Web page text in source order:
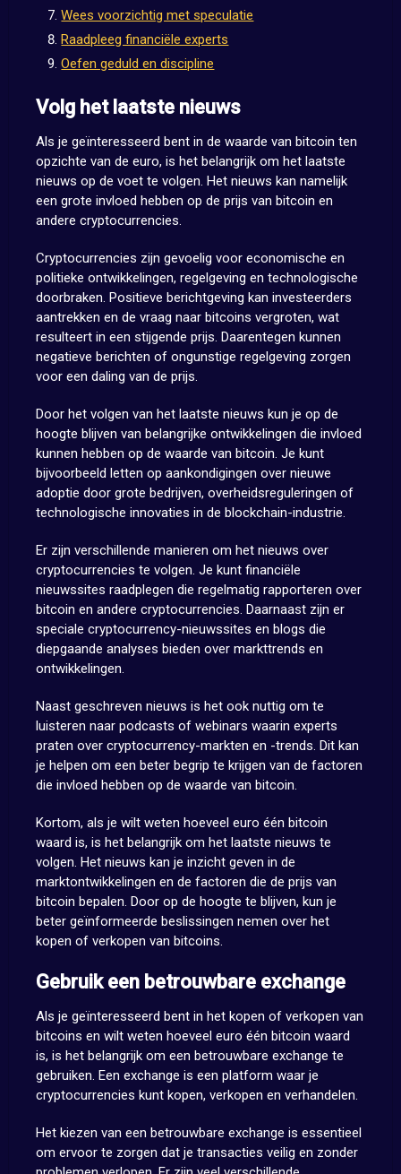
Wees voorzichtig met speculatie
Raadpleeg financiële experts
Oefen geduld en discipline
Volg het laatste nieuws
Als je geïnteresseerd bent in de waarde van bitcoin ten
opzichte van de euro, is het belangrijk om het laatste
nieuws op de voet te volgen. Het nieuws kan namelijk
een grote invloed hebben op de prijs van bitcoin en
andere cryptocurrencies.
Cryptocurrencies zijn gevoelig voor economische en
politieke ontwikkelingen, regelgeving en technologische
doorbraken. Positieve berichtgeving kan investeerders
aantrekken en de vraag naar bitcoins vergroten, wat
resulteert in een stijgende prijs. Daarentegen kunnen
negatieve berichten of ongunstige regelgeving zorgen
voor een daling van de prijs.
Door het volgen van het laatste nieuws kun je op de
hoogte blijven van belangrijke ontwikkelingen die invloed
kunnen hebben op de waarde van bitcoin. Je kunt
bijvoorbeeld letten op aankondigingen over nieuwe
adoptie door grote bedrijven, overheidsreguleringen of
technologische innovaties in de blockchain-industrie.
Er zijn verschillende manieren om het nieuws over
cryptocurrencies te volgen. Je kunt financiële
nieuwssites raadplegen die regelmatig rapporteren over
bitcoin en andere cryptocurrencies. Daarnaast zijn er
speciale cryptocurrency-nieuwssites en blogs die
diepgaande analyses bieden over markttrends en
ontwikkelingen.
Naast geschreven nieuws is het ook nuttig om te
luisteren naar podcasts of webinars waarin experts
praten over cryptocurrency-markten en -trends. Dit kan
je helpen om een beter begrip te krijgen van de factoren
die invloed hebben op de waarde van bitcoin.
Kortom, als je wilt weten hoeveel euro één bitcoin
waard is, is het belangrijk om het laatste nieuws te
volgen. Het nieuws kan je inzicht geven in de
marktontwikkelingen en de factoren die de prijs van
bitcoin bepalen. Door op de hoogte te blijven, kun je
beter geïnformeerde beslissingen nemen over het
kopen of verkopen van bitcoins.
Gebruik een betrouwbare exchange
Als je geïnteresseerd bent in het kopen of verkopen van
bitcoins en wilt weten hoeveel euro één bitcoin waard
is, is het belangrijk om een betrouwbare exchange te
gebruiken. Een exchange is een platform waar je
cryptocurrencies kunt kopen, verkopen en verhandelen.
Het kiezen van een betrouwbare exchange is essentieel
om ervoor te zorgen dat je transacties veilig en zonder